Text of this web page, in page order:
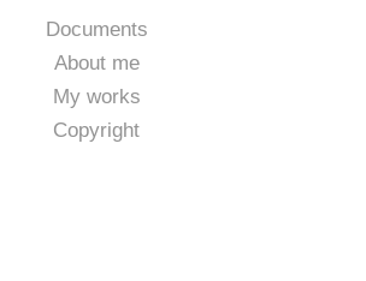
Documents
About me
My works
Copyright